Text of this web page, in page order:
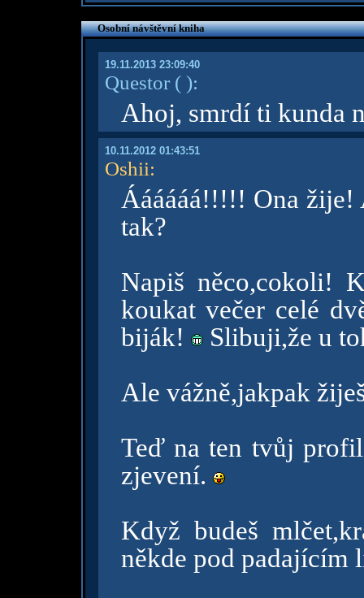
Osobní návštěvní kniha
19.11.2013 23:09:40
Questor( ):
Ahoj, smrdí ti kunda
10.11.2012 01:43:51
Oshii:
Áááááá!!!!! Ona žije!
tak?
Napiš něco,cokoli!
koukat večer celé
biják!
Slibuji,že u
Ale vážně,jakpak
Teď na ten tvůj
zjevení.
Když budeš
někde pod